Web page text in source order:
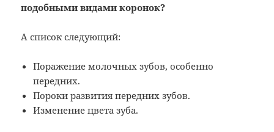
подобными видами коронок?
А список следующий:
Поражение молочных зубов, особенно
передних.
Пороки развития передних зубов.
Изменение цвета зуба.